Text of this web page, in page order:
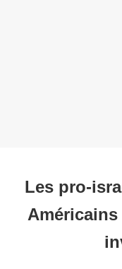
Les pro-